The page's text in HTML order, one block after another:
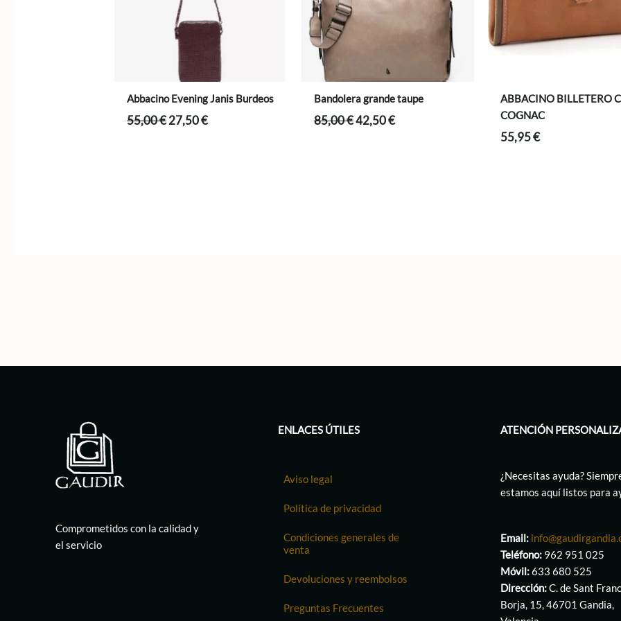
Abbacino Evening Janis Burdeos
55,00€El
27,50€El
Bandolera grande taupe
85,00€El
42,50€El
ABBACINO BILLETERO
COGNAC
55,95€
Comprometidos con la calidad y
el servicio
ENLACES ÚTILES
Aviso legal
Política de privacidad
Condiciones generales de
venta
Devoluciones y reembolsos
Preguntas Frecuentes
ATENCIÓN
¿Necesitas ayuda?
estamos aquí listos para
Email:
Teléfono: 962 951 025
Móvil:633 680 525
Dirección:C. de Sant
Borja, 15, 46701 Gandia,